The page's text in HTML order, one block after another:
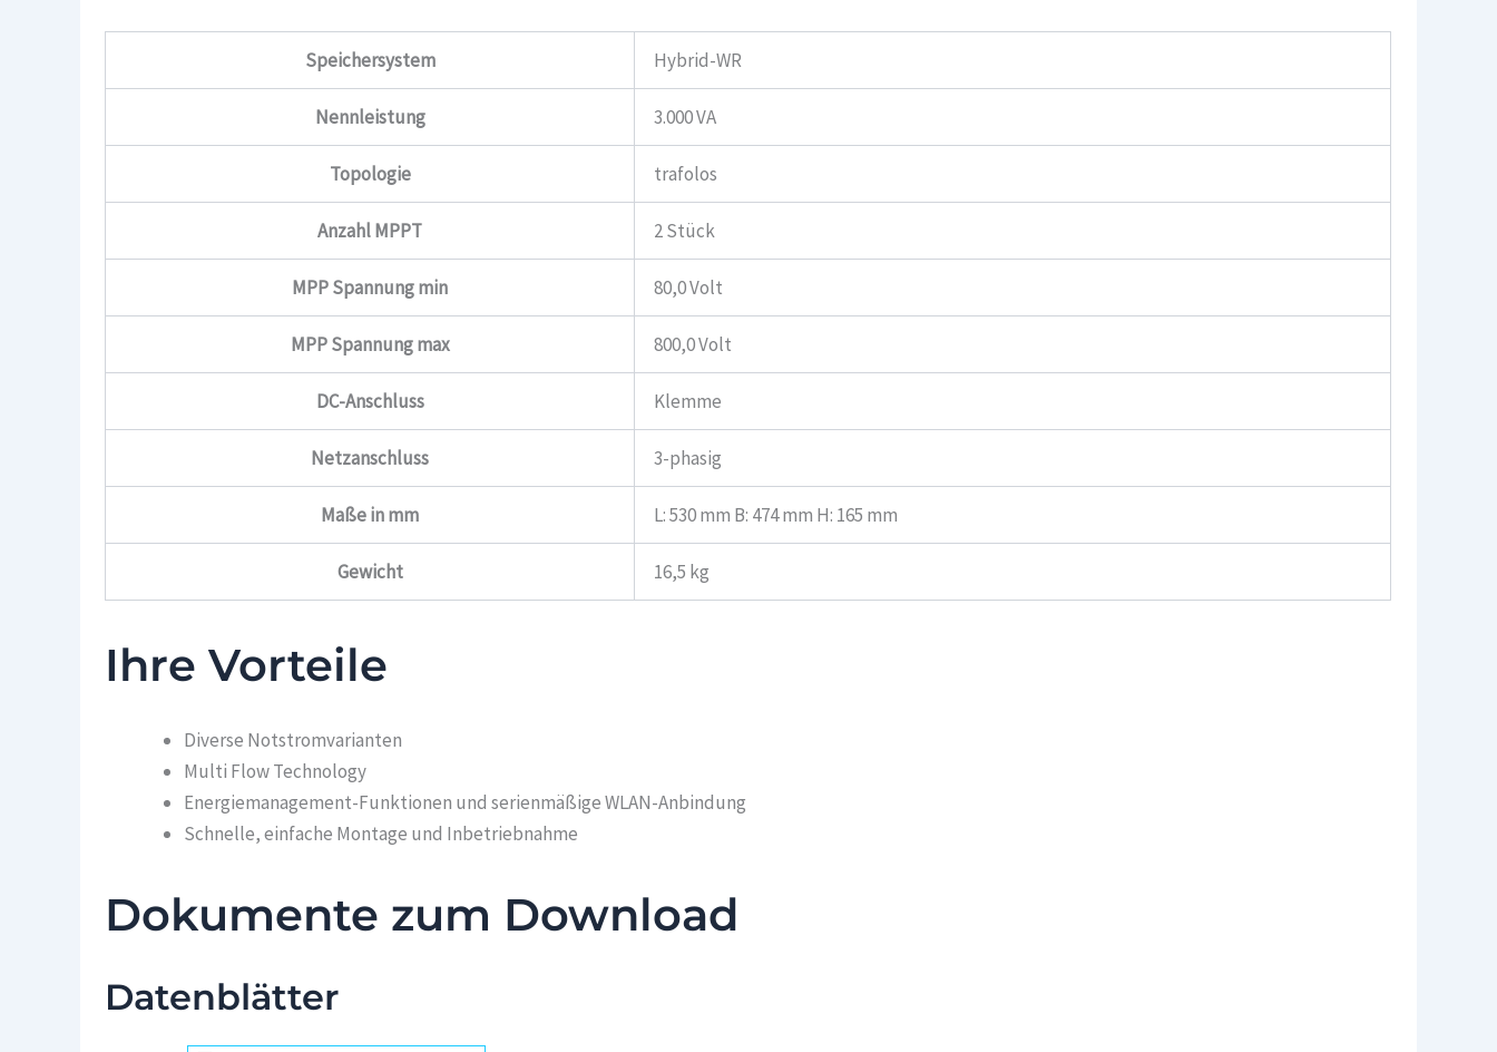
Speichersystem Hybrid-WR
Nennleistung 3.000 VA
Topologie trafolos
Anzahl MPPT 2 Stück
MPP Spannung min 80,0 Volt
MPP Spannung max 800,0 Volt
DC-Anschluss Klemme
Netzanschluss 3-phasig
Maße in mm L: 530 mm B: 474 mm H: 165 mm
Gewicht 16,5 kg
Ihre Vorteile
Diverse Notstromvarianten
Multi Flow Technology
Energiemanagement-Funktionen und serienmäßige WLAN-Anbindung
Schnelle, einfache Montage und Inbetriebnahme
Dokumente zum Download
Datenblätter